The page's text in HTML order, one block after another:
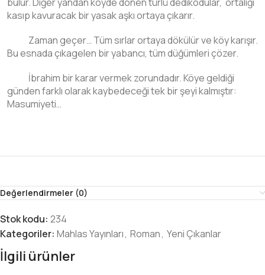
kasıp kavuracak bir yasak aşkı ortaya çıkarır.
Zaman geçer… Tüm sırlar ortaya dökülür ve köy karışır.
Bu esnada çıkagelen bir yabancı, tüm düğümleri çözer.
İbrahim bir karar vermek zorundadır. Köye geldiği
günden farklı olarak kaybedeceği tek bir şeyi kalmıştır:
Masumiyeti…
Değerlendirmeler (0)
Stok kodu: 234
Kategoriler: Mahlas Yayınları, Roman, Yeni Çıkanlar
İlgili ürünler